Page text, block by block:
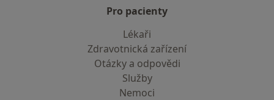
Pro pacienty
Lékaři
Zdravotnická zařízení
Otázky a odpovědi
Služby
Nemoci